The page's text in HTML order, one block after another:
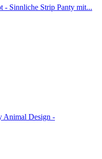
- Sinnliche Strip Panty mit...
Animal Design -